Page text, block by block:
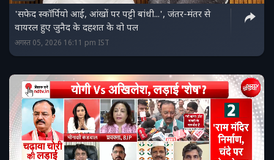
'सफेद स्कॉर्पियो आई, आंखों पर पट्टी बांधी...', जंतर-मंतर से
वायरल हुए जुनैद के दहशत के वो पल
अगस्त 05, 2026 16:11 pm IST